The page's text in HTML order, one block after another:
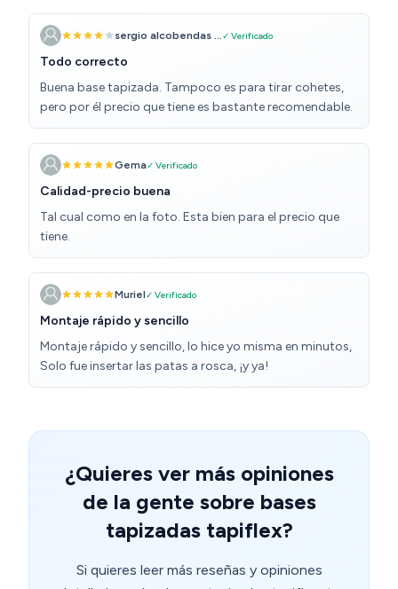
sergio alcobendas ...✓ Verificado
Todo correcto
Buena base tapizada. Tampoco es para tirar cohetes,
pero por él precio que tiene es bastante recomendable.
Gema✓ Verificado
Calidad-precio buena
Tal cual como en la foto. Esta bien para el precio que
tiene.
Muriel✓ Verificado
Montaje rápido y sencillo
Montaje rápido y sencillo, lo hice yo misma en minutos,
Solo fue insertar las patas a rosca, ¡y ya!
¿Quieres ver más opiniones
de la gente sobre bases
tapizadas tapiflex?
Si quieres leer más reseñas y opiniones